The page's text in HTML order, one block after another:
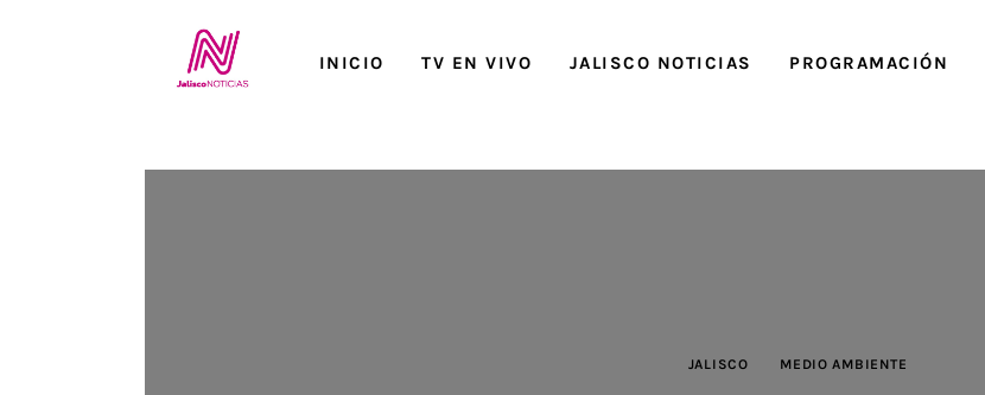
INICIO TV EN VIVO JALISCO NOTICIAS PROGRAMACIÓN
JALISCO MEDIO AMBIENTE